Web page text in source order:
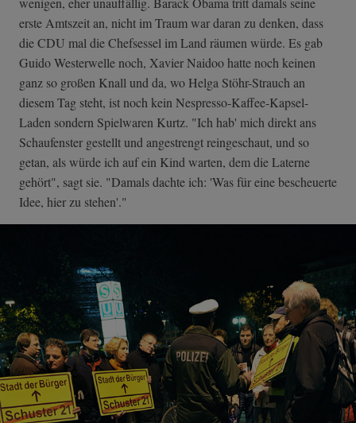
erste Amtszeit an, nicht im Traum war daran zu denken, dass
die CDU mal die Chefsessel im Land räumen würde. Es gab
Guido Westerwelle noch, Xavier Naidoo hatte noch keinen
ganz so großen Knall und da, wo Helga Stöhr-Strauch an
diesem Tag steht, ist noch kein Nespresso-Kaffee-Kapsel-
Laden sondern Spielwaren Kurtz. "Ich hab' mich direkt ans
Schaufenster gestellt und angestrengt reingeschaut, und so
getan, als würde ich auf ein Kind warten, dem die Laterne
gehört", sagt sie. "Damals dachte ich: 'Was für eine bescheuerte
Idee, hier zu stehen'."